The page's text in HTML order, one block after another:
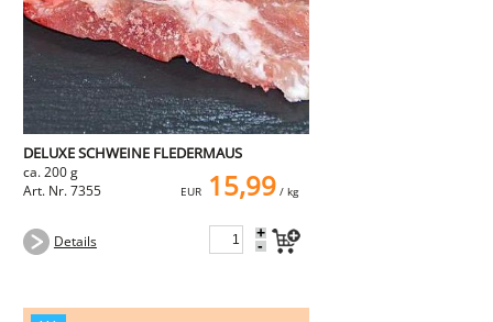
DELUXE SCHWEINE FLEDERMAUS
ca. 200 g
Art. Nr. 7355
EUR 15,99/ kg
Details +
-